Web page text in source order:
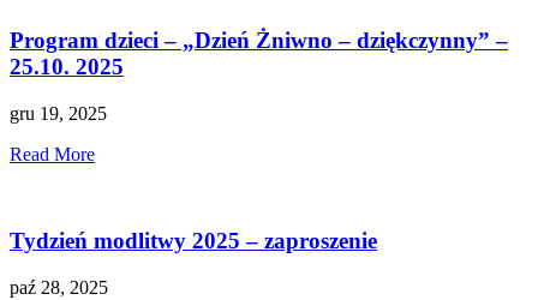
Program dzieci – „Dzień Żniwno – dziękczynny” –
25.10. 2025
gru 19, 2025
Read More
Tydzień modlitwy 2025 – zaproszenie
paź 28, 2025